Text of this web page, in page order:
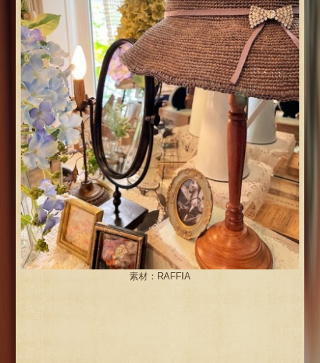
素材：RAFFIA